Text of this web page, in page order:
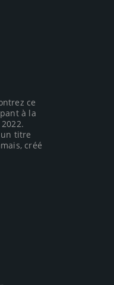
ce
à la
titre
créé